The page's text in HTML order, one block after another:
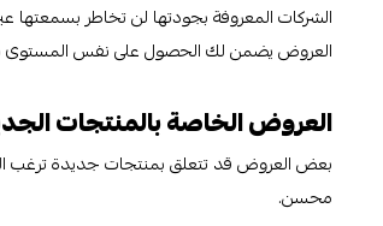
الشركات المعروفة بجودتها لن تخاطر بسمعتها
العروض يضمن لك الحصول على نفس المستوى
العروض الخاصة بالمنتجات
بعض العروض قد تتعلق بمنتجات جديدة ترغب
محسن.